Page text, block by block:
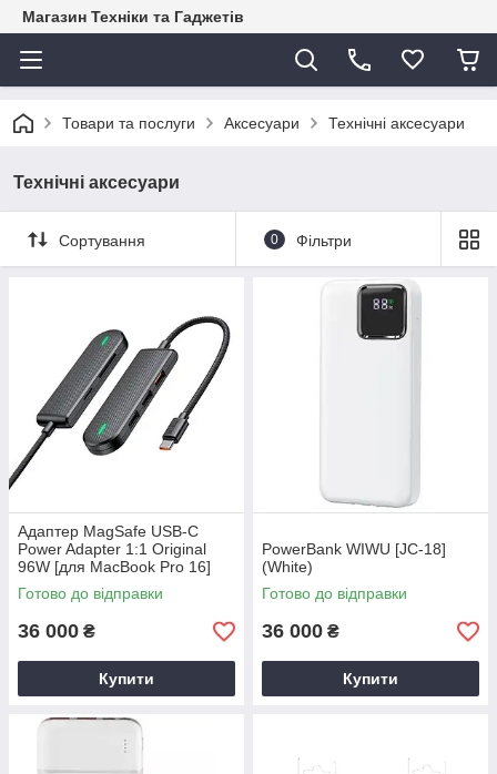
Магазин Техніки та Гаджетів
Товари та послуги Аксесуари Технічні аксесуари
Технічні аксесуари
Сортування 0 Фільтри
Адаптер MagSafe USB-C
Power Adapter 1:1 Original
96W [для MacBook Pro 16]
Готово до відправки
36 000 ₴
Купити
PowerBank WIWU [JC-18]
(White)
Готово до відправки
36 000 ₴
Купити